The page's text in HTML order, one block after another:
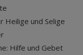
Heilige und Selige
Hilfe und Gebet